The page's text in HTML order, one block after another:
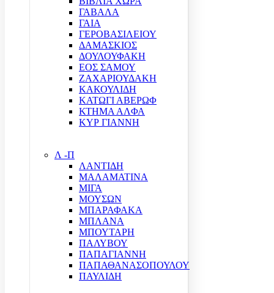
ΓΑΒΑΛΑ
ΓΑΙΑ
ΓΕΡΟΒΑΣΙΛΕΙΟΥ
ΔΑΜΑΣΚΙΟΣ
ΔΟΥΛΟΥΦΑΚΗ
ΕΟΣ ΣΑΜΟΥ
ΖΑΧΑΡΙΟΥΔΑΚΗ
ΚΑΚΟΥΛΙΔΗ
ΚΑΤΩΓΙ ΑΒΕΡΩΦ
ΚΤΗΜΑ ΑΛΦΑ
ΚΥΡ ΓΙΑΝΝΗ
Λ -Π
ΛΑΝΤΙΔΗ
ΜΑΛΑΜΑΤΙΝΑ
ΜΙΓΑ
ΜΟΥΣΩΝ
ΜΠΑΡΑΦΑΚΑ
ΜΠΛΑΝΑ
ΜΠΟΥΤΑΡΗ
ΠΑΛΥΒΟΥ
ΠΑΠΑΓΙΑΝΝΗ
ΠΑΠΑΘΑΝΑΣΟΠΟΥΛΟΥ
ΠΑΥΛΙΔΗ